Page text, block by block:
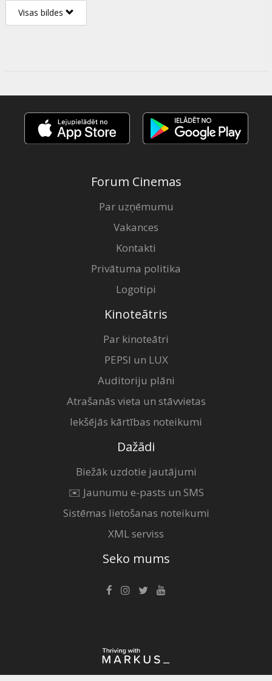
Visas bildes
Forum Cinemas
Par uzņēmumu
Vakances
Kontakti
Privātuma politika
Logotipi
Kinoteātris
Par kinoteātri
PEPSI un LUX
Auditoriju plāni
Atrašanās vieta un stāvvietas
Iekšējās kārtības noteikumi
Dažādi
Biežāk uzdotie jautājumi
✉️ Jaunumu e-pasts un SMS
Sistēmas lietošanas noteikumi
XML serviss
Seko mums